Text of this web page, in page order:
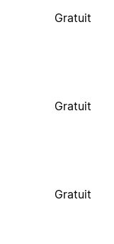
Gratuit
Gratuit
Gratuit